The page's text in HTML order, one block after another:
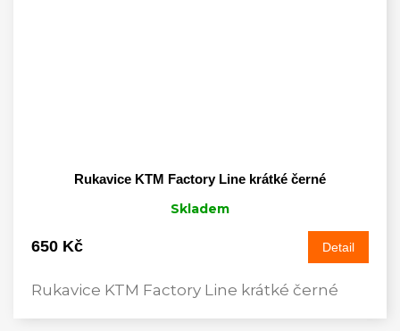
Rukavice KTM Factory Line krátké černé
Skladem
650 Kč Detail
Rukavice KTM Factory Line krátké černé